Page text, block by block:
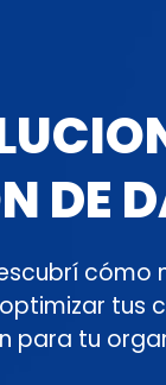
DE
cómo
tus
para tu